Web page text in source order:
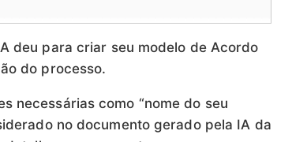
deu para criar seu modelo de Acordo
do processo.
necessárias como “nome do seu
no documento gerado pela IA da